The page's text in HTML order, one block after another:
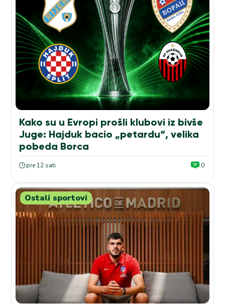
Kako su u Evropi prošli klubovi iz bivše
Juge: Hajduk bacio „petardu“, velika
pobeda Borca
pre 12 sati 0
Ostali sportovi